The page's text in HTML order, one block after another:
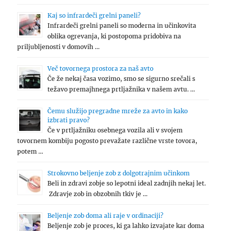
Kaj so infrardeči grelni paneli?
Infrardeči grelni paneli so moderna in učinkovita
oblika ogrevanja, ki postopoma pridobiva na
priljubljenosti v domovih …
Več tovornega prostora za naš avto
Če že nekaj časa vozimo, smo se sigurno srečali s
težavo premajhnega prtljažnika v našem avtu. …
Čemu služijo pregradne mreže za avto in kako
izbrati pravo?
Če v prtljažniku osebnega vozila ali v svojem
tovornem kombiju pogosto prevažate različne vrste tovora,
potem …
Strokovno beljenje zob z dolgotrajnim učinkom
Beli in zdravi zobje so lepotni ideal zadnjih nekaj let.
Zdravje zob in obzobnih tkiv je …
Beljenje zob doma ali raje v ordinaciji?
Beljenje zob je proces, ki ga lahko izvajate kar doma